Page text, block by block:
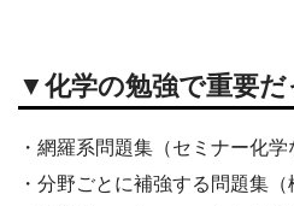
▼化学の勉強で重要だ
・網羅系問題集（セミナー化
・分野ごとに補強する問題集